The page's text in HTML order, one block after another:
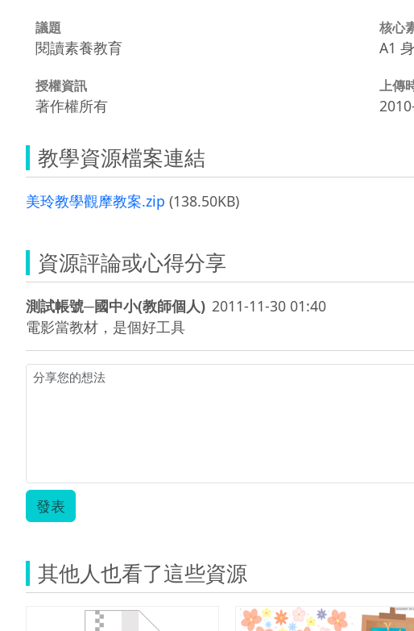
議題
閱讀素養教育
核心
A1
授權資訊
著作權所有
上傳
教學資源檔案連結
美玲教學觀摩教案.zip (138.50KB)
資源評論或心得分享
測試帳號─國中小(教師個人) 2011-11-30 01:40
電影當教材，是個好工具
發表
其他人也看了這些資源